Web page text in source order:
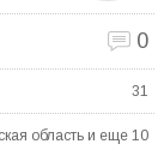
0
31
область и еще 10